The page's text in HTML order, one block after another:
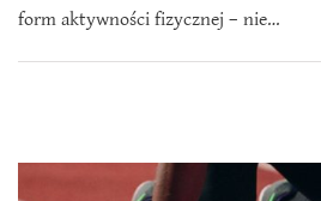
form aktywności fizycznej – nie…